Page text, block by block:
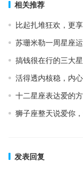
相关推荐
比起扎堆狂欢，更
苏珊米勒一周星座运
搞钱很在行的三大
活得透内核稳，内
十二星座表达爱的
狮子座整天说爱你
发表回复